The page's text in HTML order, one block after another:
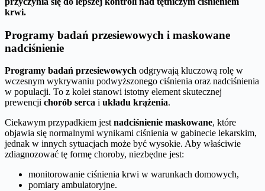
krwi.
Programy badań przesiewowych i maskowane
nadciśnienie
Programy badań przesiewowych odgrywają kluczową rolę w
wczesnym wykrywaniu podwyższonego ciśnienia oraz nadciśnienia
w populacji. To z kolei stanowi istotny element skutecznej
prewencji chorób serca i układu krążenia.
Ciekawym przypadkiem jest nadciśnienie maskowane, które
objawia się normalnymi wynikami ciśnienia w gabinecie lekarskim,
jednak w innych sytuacjach może być wysokie. Aby właściwie
zdiagnozować tę formę choroby, niezbędne jest:
monitorowanie ciśnienia krwi w warunkach domowych,
pomiary ambulatoryjne.